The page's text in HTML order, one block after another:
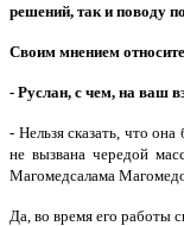
решений, так и поводу
Своим мнением
- Руслан, с чем, на ваш
- Нельзя сказать, что
не вызвана чередой
Магомедсалама
Да, во время его работы